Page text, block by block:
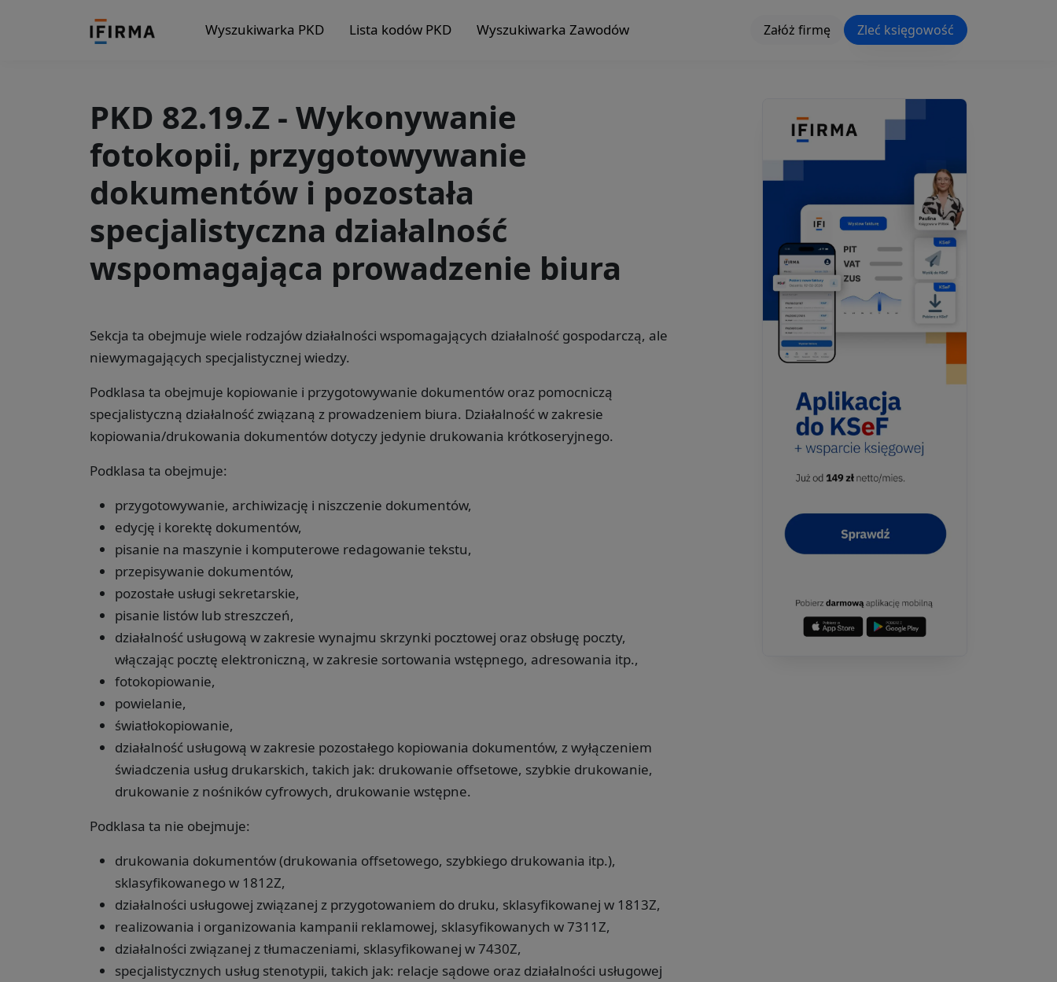
Wyszukiwarka PKD Lista kodów PKD Wyszukiwarka Zawodów Załóż firmę Zleć księgowość
PKD 82.19.Z - Wykonywanie
fotokopii, przygotowywanie
dokumentów i pozostała
specjalistyczna działalność
wspomagająca prowadzenie biura
Sekcja ta obejmuje wiele rodzajów działalności wspomagających działalność gospodarczą, ale
niewymagających specjalistycznej wiedzy.
Podklasa ta obejmuje kopiowanie i przygotowywanie dokumentów oraz pomocniczą
specjalistyczną działalność związaną z prowadzeniem biura. Działalność w zakresie
kopiowania/drukowania dokumentów dotyczy jedynie drukowania krótkoseryjnego.
Podklasa ta obejmuje:
przygotowywanie, archiwizację i niszczenie dokumentów,
edycję i korektę dokumentów,
pisanie na maszynie i komputerowe redagowanie tekstu,
przepisywanie dokumentów,
pozostałe usługi sekretarskie,
pisanie listów lub streszczeń,
działalność usługową w zakresie wynajmu skrzynki pocztowej oraz obsługę poczty,
włączając pocztę elektroniczną, w zakresie sortowania wstępnego, adresowania itp.,
fotokopiowanie,
powielanie,
światłokopiowanie,
działalność usługową w zakresie pozostałego kopiowania dokumentów, z wyłączeniem
świadczenia usług drukarskich, takich jak: drukowanie offsetowe, szybkie drukowanie,
drukowanie z nośników cyfrowych, drukowanie wstępne.
Podklasa ta nie obejmuje:
drukowania dokumentów (drukowania offsetowego, szybkiego drukowania itp.),
sklasyfikowanego w 1812Z,
działalności usługowej związanej z przygotowaniem do druku, sklasyfikowanej w 1813Z,
realizowania i organizowania kampanii reklamowej, sklasyfikowanych w 7311Z,
działalności związanej z tłumaczeniami, sklasyfikowanej w 7430Z,
specjalistycznych usług stenotypii, takich jak: relacje sądowe oraz działalności usługowej